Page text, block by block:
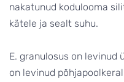
nakatunud kodulooma
kätele ja sealt suhu.
E. granulosus on levinud
on levinud